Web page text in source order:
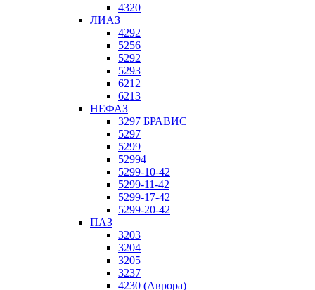
4320
ЛИАЗ
4292
5256
5292
5293
6212
6213
НЕФАЗ
3297 БРАВИС
5297
5299
52994
5299-10-42
5299-11-42
5299-17-42
5299-20-42
ПАЗ
3203
3204
3205
3237
4230 (Аврора)